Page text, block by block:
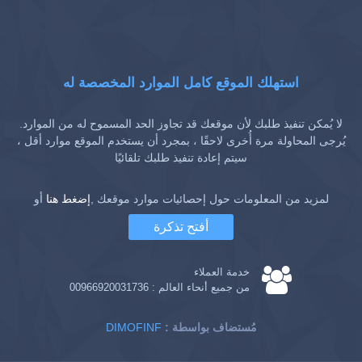
استهلك الموقع كامل الموارد المخصصة له
لا يُمكن تنفيذ طلبك لأن موقعك قد تجاوز الحد المسموح له من الموارد.
يُرجى المحاولة مرة أُخرى لاحقًا ، بمجرد أن يستخدم الموقع موارد أقل ،
سيتم إعادة تنفيذ طلبك تلقائيًا
لمزيد من المعلومات حول إحصائيات موارد موقعك ,إضغط هنا أو
أفتح تذكرة
خدمة العملاء
من جميع أنحاء العالم : 00966920031736
DIMOFINF : مُستضاف بواسطة